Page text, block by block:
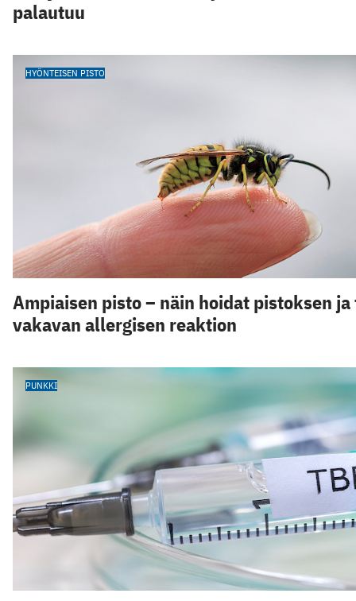
palautuu
HYÖNTEISEN PISTO
Ampiaisen pisto – näin hoidat pistoksen
vakavan allergisen reaktion
PUNKKI